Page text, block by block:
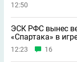
12:50
ЭСК РФС вынес
«Спартака» в
12:23 16